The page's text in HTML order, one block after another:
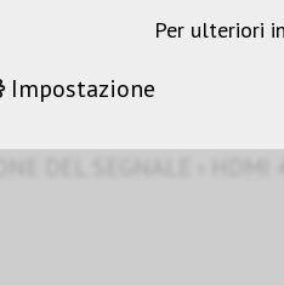
Per ulteriori
Impostazione